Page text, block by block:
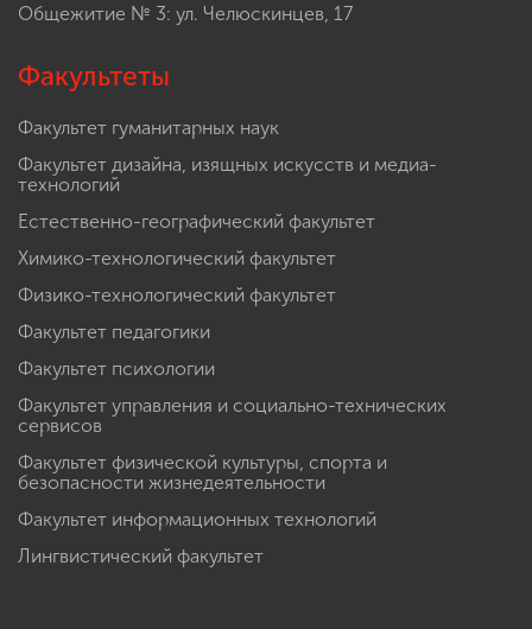
Общежитие № 3: ул. Челюскинцев, 17
Факультеты
Факультет гуманитарных наук
Факультет дизайна, изящных искусств и медиа-
технологий
Естественно-географический факультет
Химико-технологический факультет
Физико-технологический факультет
Факультет педагогики
Факультет психологии
Факультет управления и социально-технических
сервисов
Факультет физической культуры, спорта и
безопасности жизнедеятельности
Факультет информационных технологий
Лингвистический факультет